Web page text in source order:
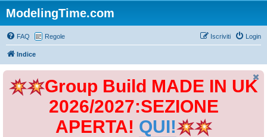
ModelingTime.com
FAQ Regole Login
Iscriviti
Indice
Group Build MADE IN UK
2026/2027:SEZIONE
APERTA! QUI!